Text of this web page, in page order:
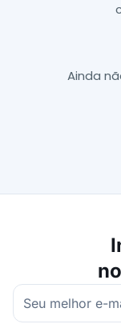
Ainda